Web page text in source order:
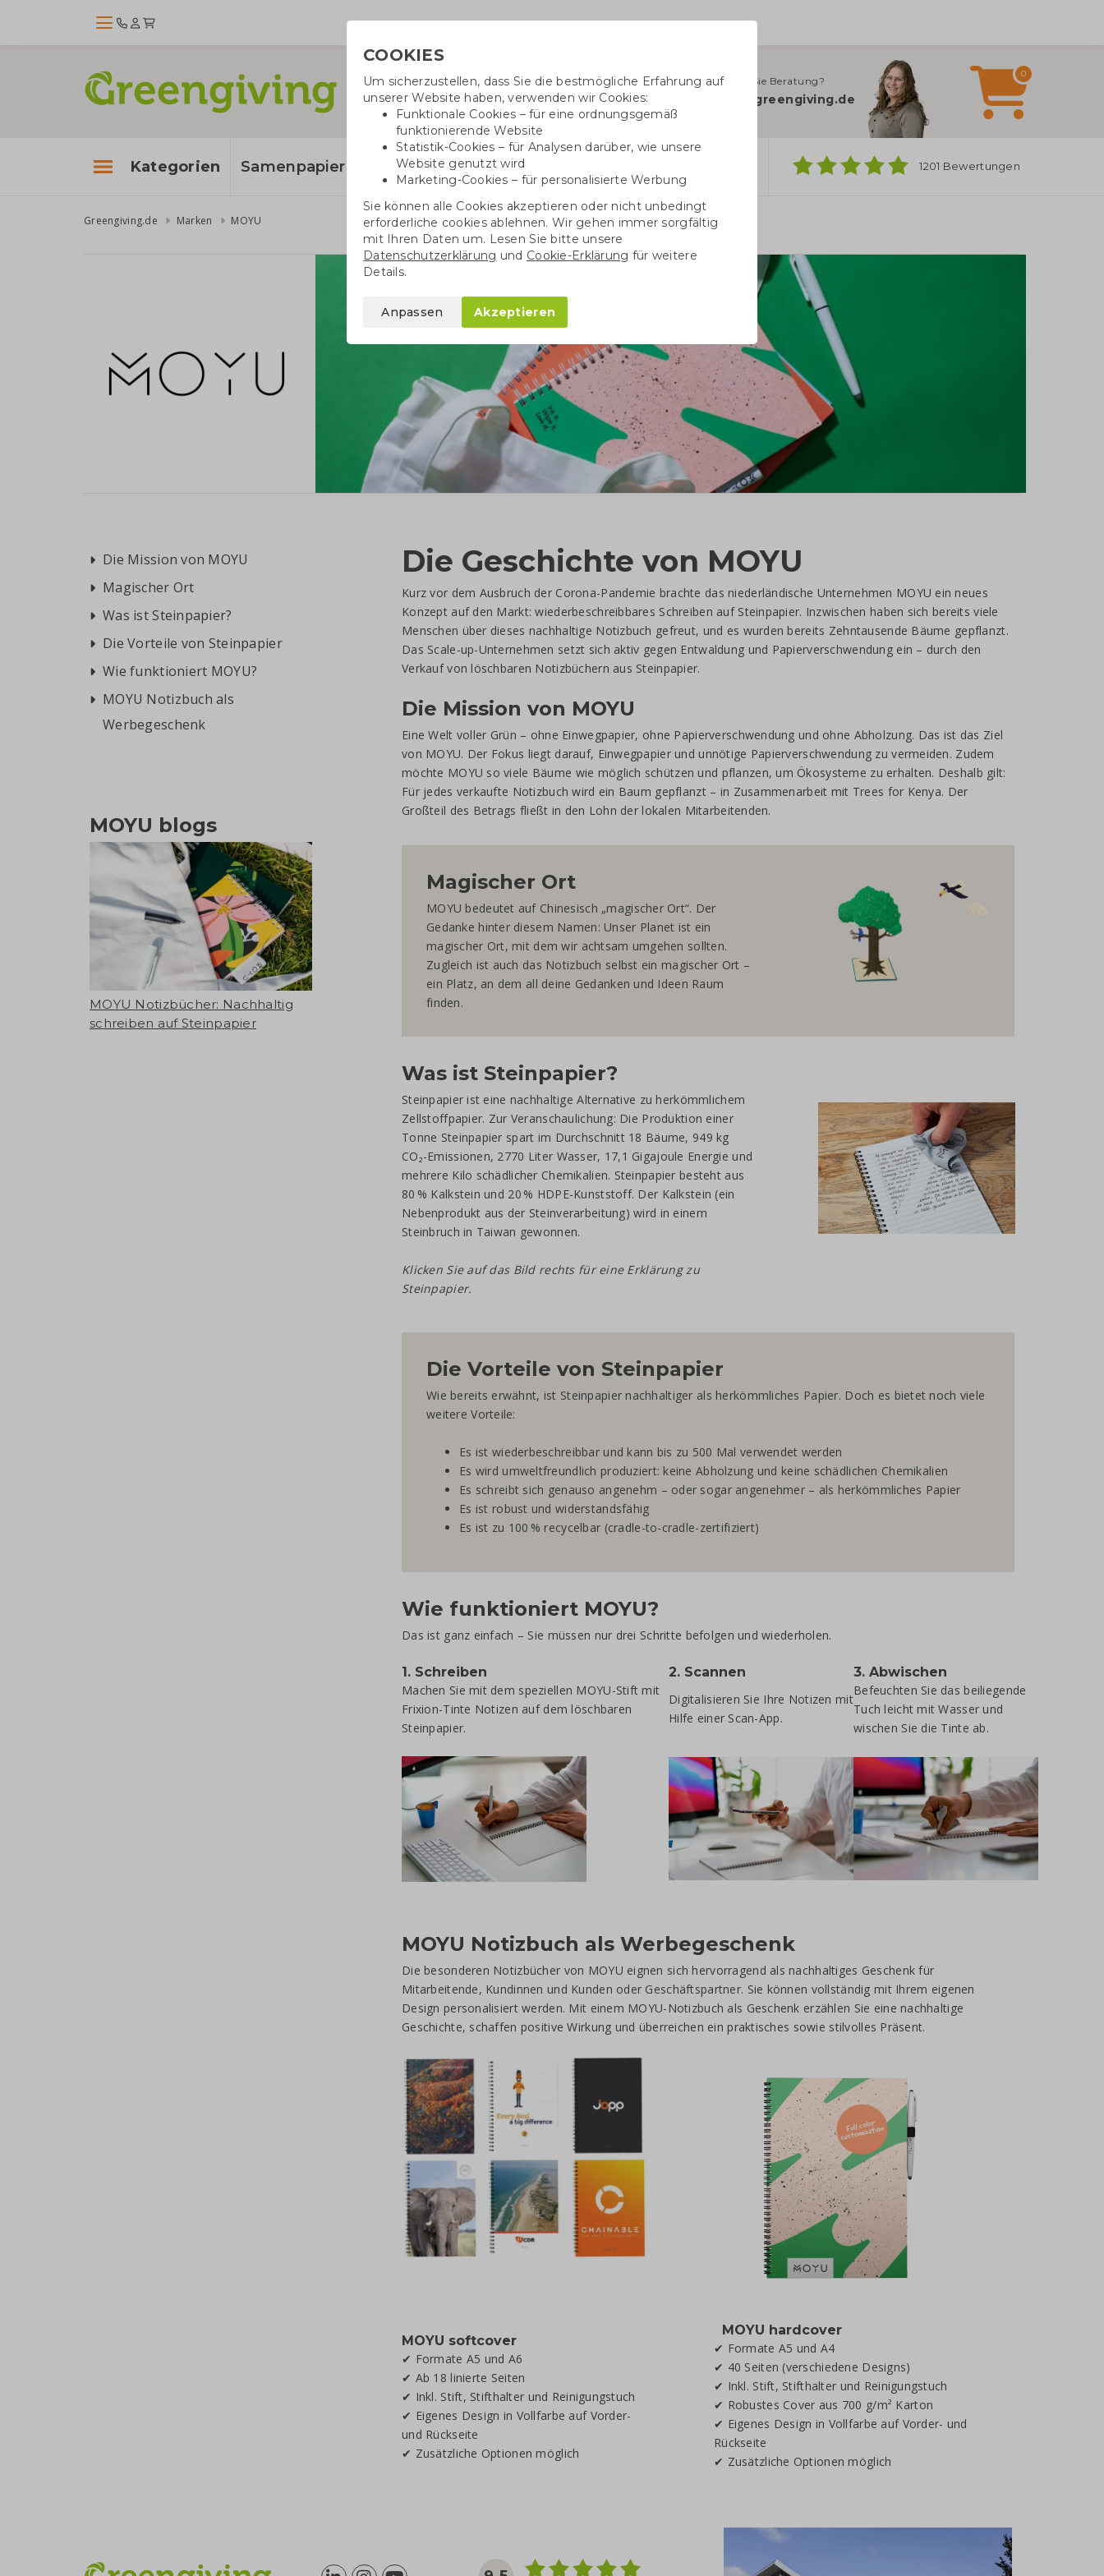
Benötigen Sie Beratung?
info@greengiving.de
0
Kategorien Samenpapier Baumwolltaschen 1201 Bewertungen
Greengiving.de Marken MOYU
Die Mission von MOYU
Magischer Ort
Was ist Steinpapier?
Die Vorteile von Steinpapier
Wie funktioniert MOYU?
MOYU Notizbuch als
Werbegeschenk
MOYU blogs
MOYU Notizbücher: Nachhaltig
schreiben auf Steinpapier
Die Geschichte von MOYU
Kurz vor dem Ausbruch der Corona-Pandemie brachte das niederländische Unternehmen MOYU ein neues
Konzept auf den Markt: wiederbeschreibbares Schreiben auf Steinpapier. Inzwischen haben sich bereits viele
Menschen über dieses nachhaltige Notizbuch gefreut, und es wurden bereits Zehntausende Bäume gepflanzt.
Das Scale-up-Unternehmen setzt sich aktiv gegen Entwaldung und Papier­verschwendung ein – durch den
Verkauf von löschbaren Notizbüchern aus Steinpapier.
Die Mission von MOYU
Eine Welt voller Grün – ohne Einwegpapier, ohne Papierverschwendung und ohne Abholzung. Das ist das Ziel
von MOYU. Der Fokus liegt darauf, Einwegpapier und unnötige Papierverschwendung zu vermeiden. Zudem
möchte MOYU so viele Bäume wie möglich schützen und pflanzen, um Ökosysteme zu erhalten. Deshalb gilt:
Für jedes verkaufte Notizbuch wird ein Baum gepflanzt – in Zusammenarbeit mit Trees for Kenya. Der
Großteil des Betrags fließt in den Lohn der lokalen Mitarbeitenden.
Magischer Ort
MOYU bedeutet auf Chinesisch „magischer Ort“. Der
Gedanke hinter diesem Namen: Unser Planet ist ein
magischer Ort, mit dem wir achtsam umgehen sollten.
Zugleich ist auch das Notizbuch selbst ein magischer Ort –
ein Platz, an dem all deine Gedanken und Ideen Raum
finden.
Was ist Steinpapier?
Steinpapier ist eine nachhaltige Alternative zu herkömmlichem
Zellstoffpapier. Zur Veranschaulichung: Die Produktion einer
Tonne Steinpapier spart im Durchschnitt 18 Bäume, 949 kg
CO₂-Emissionen, 2770 Liter Wasser, 17,1 Gigajoule Energie und
mehrere Kilo schädlicher Chemikalien. Steinpapier besteht aus
80 % Kalkstein und 20 % HDPE-Kunststoff. Der Kalkstein (ein
Nebenprodukt aus der Steinverarbeitung) wird in einem
Steinbruch in Taiwan gewonnen.
Klicken Sie auf das Bild rechts für eine Erklärung zu
Steinpapier.
Die Vorteile von Steinpapier
Wie bereits erwähnt, ist Steinpapier nachhaltiger als herkömmliches Papier. Doch es bietet noch viele
weitere Vorteile:
Es ist wiederbeschreibbar und kann bis zu 500 Mal verwendet werden
Es wird umweltfreundlich produziert: keine Abholzung und keine schädlichen Chemikalien
Es schreibt sich genauso angenehm – oder sogar angenehmer – als herkömmliches Papier
Es ist robust und widerstandsfähig
Es ist zu 100 % recycelbar (cradle-to-cradle-zertifiziert)
Wie funktioniert MOYU?
Das ist ganz einfach – Sie müssen nur drei Schritte befolgen und wiederholen.
1. Schreiben 2. Scannen
3. Abwischen
Machen Sie mit dem speziellen MOYU-Stift mit
Frixion-Tinte Notizen auf dem löschbaren
Steinpapier.
Digitalisieren Sie Ihre Notizen mit
Hilfe einer Scan-App.
Befeuchten Sie das beiliegende
Tuch leicht mit Wasser und
wischen Sie die Tinte ab.
MOYU Notizbuch als Werbegeschenk
Die besonderen Notizbücher von MOYU eignen sich hervorragend als nachhaltiges Geschenk für
Mitarbeitende, Kundinnen und Kunden oder Geschäftspartner. Sie können vollständig mit Ihrem eigenen
Design personalisiert werden. Mit einem MOYU-Notizbuch als Geschenk erzählen Sie eine nachhaltige
Geschichte, schaffen positive Wirkung und überreichen ein praktisches sowie stilvolles Präsent.
MOYU softcover
✔ Formate A5 und A6
✔ Ab 18 linierte Seiten
✔ Inkl. Stift, Stifthalter und Reinigungstuch
✔ Eigenes Design in Vollfarbe auf Vorder-
und Rückseite
✔ Zusätzliche Optionen möglich
MOYU hardcover
✔ Formate A5 und A4
✔ 40 Seiten (verschiedene Designs)
✔ Inkl. Stift, Stifthalter und Reinigungstuch
✔ Robustes Cover aus 700 g/m² Karton
✔ Eigenes Design in Vollfarbe auf Vorder- und
Rückseite
✔ Zusätzliche Optionen möglich
COOKIES
Um sicherzustellen, dass Sie die bestmögliche Erfahrung auf
unserer Website haben, verwenden wir Cookies:
Funktionale Cookies – für eine ordnungsgemäß
funktionierende Website
Statistik-Cookies – für Analysen darüber, wie unsere
Website genutzt wird
Marketing-Cookies – für personalisierte Werbung
Sie können alle Cookies akzeptieren oder nicht unbedingt
erforderliche cookies ablehnen. Wir gehen immer sorgfältig
mit Ihren Daten um. Lesen Sie bitte unsere
Datenschutzerklärung und Cookie-Erklärung für weitere
Details.
Anpassen Akzeptieren